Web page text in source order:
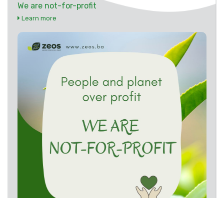
We are not-for-profit
Learn more